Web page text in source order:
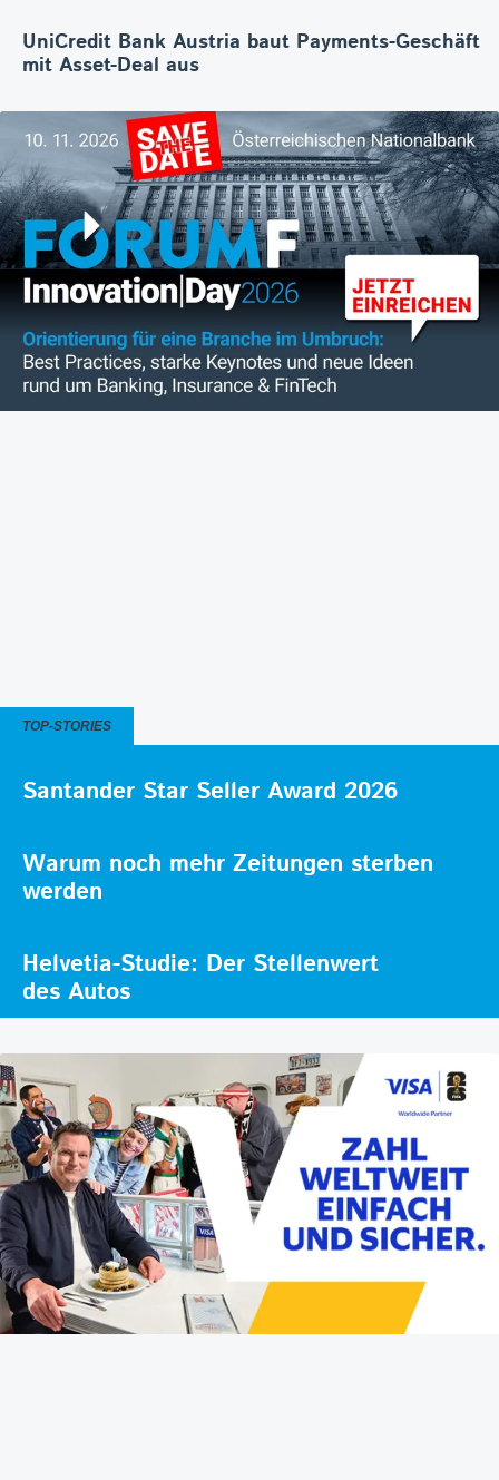
UniCredit Bank Austria baut Payments-Geschäft
mit Asset-Deal aus
TOP-STORIES
Santander Star Seller Award 2026
Warum noch mehr Zeitungen sterben
werden
Helvetia-Studie: Der Stellenwert
des Autos